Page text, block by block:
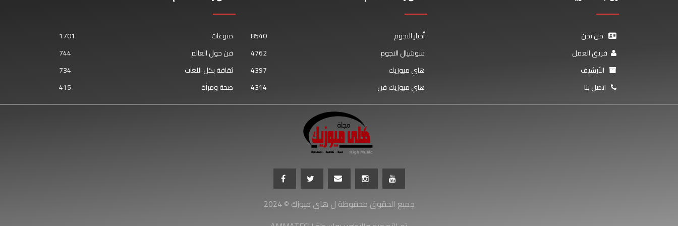
من نحن
فريق العمل
الأرشيف
اتصل بنا
أخبار النجوم
8540
سوشيال النجوم
4762
هاي ميوزيك
4397
هاي ميوزيك فن
4314
منوعات
1701
فن حول العالم
744
ثقافة بكل اللغات
734
صحة ومرأة
415
جميع الحقوق محفوظة ل هاي ميوزك © 2024